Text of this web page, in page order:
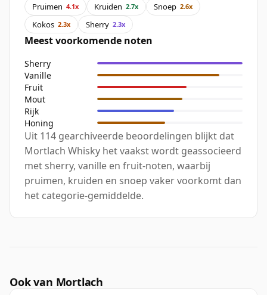
Pruimen 4.1x Kruiden 2.7x Snoep 2.6x
Kokos 2.3x Sherry 2.3x
Meest voorkomende noten
Sherry
Vanille
Fruit
Mout
Rijk
Honing
Uit 114 gearchiveerde beoordelingen blijkt dat
Mortlach Whisky het vaakst wordt geassocieerd
met sherry, vanille en fruit-noten, waarbij
pruimen, kruiden en snoep vaker voorkomt dan
het categorie-gemiddelde.
Ook van Mortlach